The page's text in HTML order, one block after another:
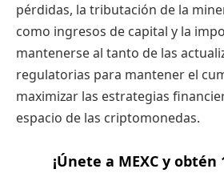
pérdidas, la tributación de la
como ingresos de capital y la
mantenerse al tanto de las
regulatorias para mantener el
maximizar las estrategias
espacio de las criptomonedas.
¡Únete a MEXC y obtén